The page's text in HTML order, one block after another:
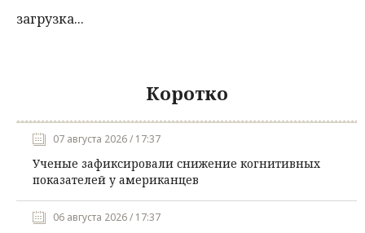
загрузка...
Коротко
07 августа 2026 / 17:37
Ученые зафиксировали снижение когнитивных
показателей у американцев
06 августа 2026 / 17:37